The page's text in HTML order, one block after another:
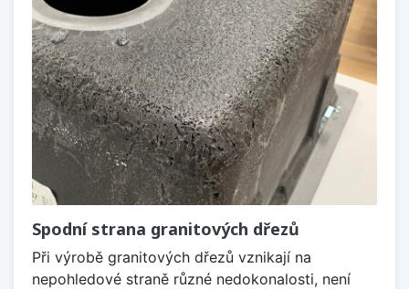
Spodní strana granitových dřezů
Při výrobě granitových dřezů vznikají na
nepohledové straně různé nedokonalosti, není